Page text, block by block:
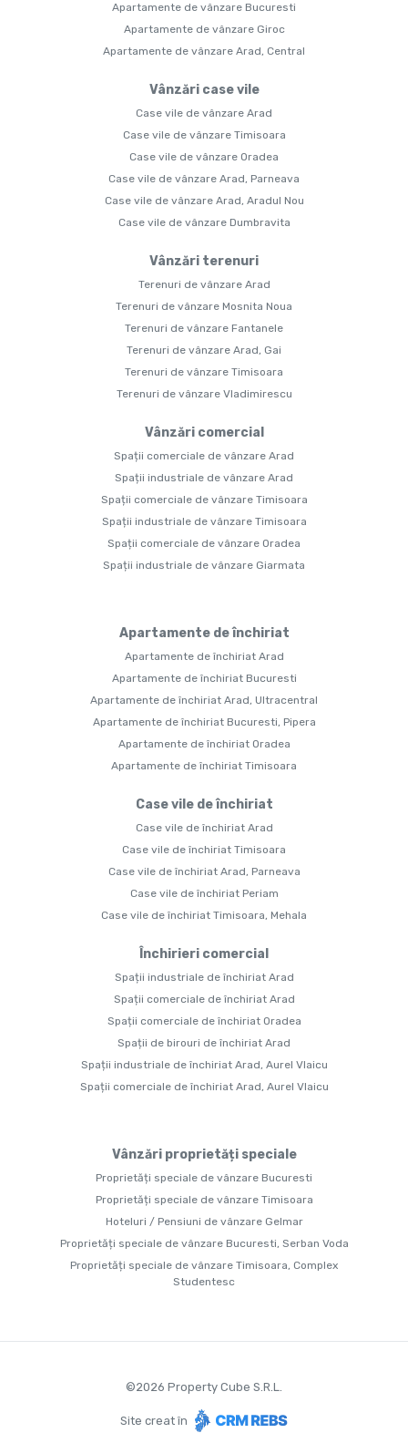
Apartamente de vânzare Bucuresti
Apartamente de vânzare Giroc
Apartamente de vânzare Arad, Central
Vânzări case vile
Case vile de vânzare Arad
Case vile de vânzare Timisoara
Case vile de vânzare Oradea
Case vile de vânzare Arad, Parneava
Case vile de vânzare Arad, Aradul Nou
Case vile de vânzare Dumbravita
Vânzări terenuri
Terenuri de vânzare Arad
Terenuri de vânzare Mosnita Noua
Terenuri de vânzare Fantanele
Terenuri de vânzare Arad, Gai
Terenuri de vânzare Timisoara
Terenuri de vânzare Vladimirescu
Vânzări comercial
Spații comerciale de vânzare Arad
Spații industriale de vânzare Arad
Spații comerciale de vânzare Timisoara
Spații industriale de vânzare Timisoara
Spații comerciale de vânzare Oradea
Spații industriale de vânzare Giarmata
Apartamente de închiriat
Apartamente de închiriat Arad
Apartamente de închiriat Bucuresti
Apartamente de închiriat Arad, Ultracentral
Apartamente de închiriat Bucuresti, Pipera
Apartamente de închiriat Oradea
Apartamente de închiriat Timisoara
Case vile de închiriat
Case vile de închiriat Arad
Case vile de închiriat Timisoara
Case vile de închiriat Arad, Parneava
Case vile de închiriat Periam
Case vile de închiriat Timisoara, Mehala
Închirieri comercial
Spații industriale de închiriat Arad
Spații comerciale de închiriat Arad
Spații comerciale de închiriat Oradea
Spații de birouri de închiriat Arad
Spații industriale de închiriat Arad, Aurel Vlaicu
Spații comerciale de închiriat Arad, Aurel Vlaicu
Vânzări proprietăți speciale
Proprietăți speciale de vânzare Bucuresti
Proprietăți speciale de vânzare Timisoara
Hoteluri / Pensiuni de vânzare Gelmar
Proprietăți speciale de vânzare Bucuresti, Serban Voda
Proprietăți speciale de vânzare Timisoara, Complex
Studentesc
©2026 Property Cube S.R.L.
Site creat în